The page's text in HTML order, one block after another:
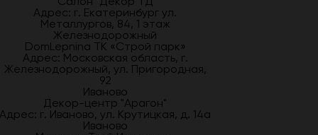
Адрес: г. Екатеринбург ул.
Металлургов, 84, 1 этаж
Железнодорожный
DomLepnina ТК «Строй парк»
Адрес: Московская область, г.
Железнодорожный, ул. Пригородная,
92
Иваново
Декор-центр "Арагон"
Адрес: г. Иваново, ул. Крутицкая, д. 14а
Иваново